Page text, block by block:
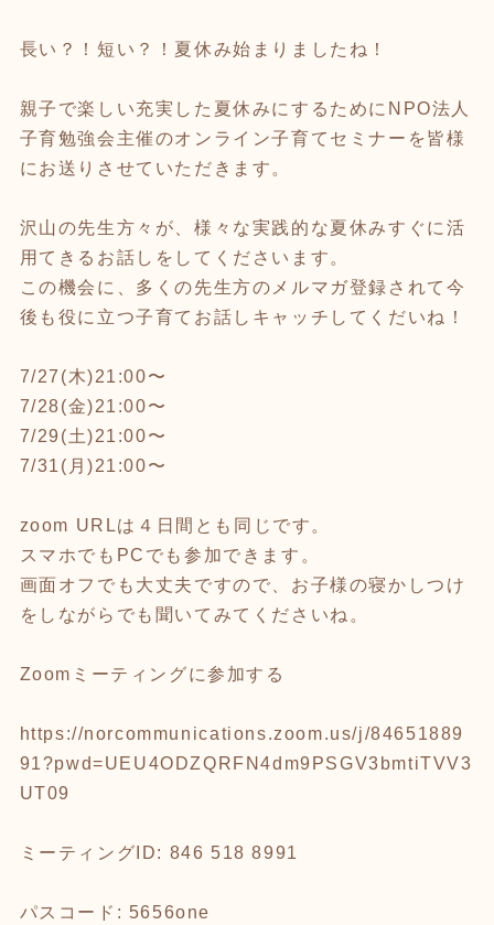
長い？！短い？！夏休み始まりましたね！
親子で楽しい充実した夏休みにするためにNPO法人
子育勉強会主催のオンライン子育てセミナーを皆様
にお送りさせていただきます。
沢山の先生方々が、様々な実践的な夏休みすぐに活
用てきるお話しをしてくださいます。
この機会に、多くの先生方のメルマガ登録されて今
後も役に立つ子育てお話しキャッチしてくだいね！
7/27(木)21:00〜
7/28(金)21:00〜
7/29(土)21:00〜
7/31(月)21:00〜
zoom URLは４日間とも同じです。
スマホでもPCでも参加できます。
画面オフでも大丈夫ですので、お子様の寝かしつけ
をしながらでも聞いてみてくださいね。
Zoomミーティングに参加する
https://norcommunications.zoom.us/j/84651889
91?pwd=UEU4ODZQRFN4dm9PSGV3bmtiTVV3
UT09
ミーティングID: 846 518 8991
パスコード: 5656one